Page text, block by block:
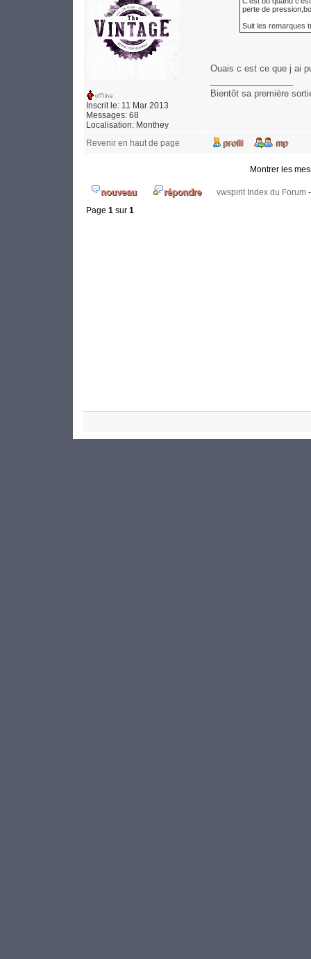
Inscrit le: 11 Mar 2013
Messages: 68
Localisation: Monthey
perte de
Suit les remarques
Ouais c est ce que j ai
Bientôt sa première
Revenir en haut de page
Montrer les
vwspirit Index du Forum
Page 1 sur 1